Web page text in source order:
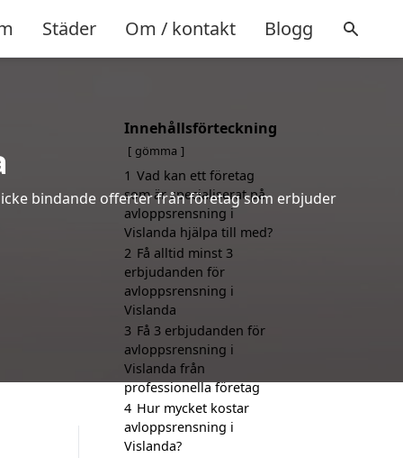
Städer Om / kontakt Blogg
bindande offerter från företag som erbjuder
Innehållsförteckning
gömma
1 Vad kan ett företag
som är specialiserat på
avloppsrensning i
Vislanda hjälpa till med?
2 Få alltid minst 3
erbjudanden för
avloppsrensning i
Vislanda
3 Få 3 erbjudanden för
avloppsrensning i
Vislanda från
professionella företag
4 Hur mycket kostar
avloppsrensning i
Vislanda?